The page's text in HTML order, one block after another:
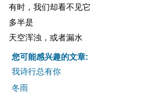
有时，我们却看不见它
多半是
天空浑浊，或者漏水
您可能感兴趣的文章:
我诗行总有你
冬雨